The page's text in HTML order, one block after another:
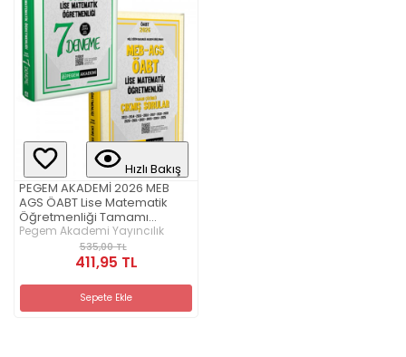
Hızlı Bakış
PEGEM AKADEMİ 2026 MEB
AGS ÖABT Lise Matematik
Öğretmenliği Tamamı
Çözümlü 7 Deneme + 2026
MEB AGS ÖABT Lise
Matematik Öğretmenliği
Tamamı Çözümlü Çıkmış
Sorular Seti (2.Kitap)
Pegem Akademi Yayıncılık
535,00 TL
411,95 TL
Sepete Ekle